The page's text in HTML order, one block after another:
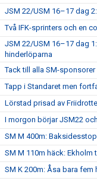
JSM 22/USM 16–17 dag
Två IFK-sprinters och en
JSM 22/USM 16–17 dag
hinderlöparna
Tack till alla SM-sponsorer
Tapp i Standaret men
Lörstad prisad av
I morgon börjar JSM22
SM M 400m:
SM M 110m häck: Ekholm
SM K 200m: Åsa bara